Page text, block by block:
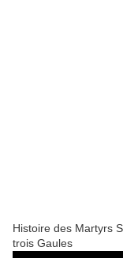
Histoire des Martyrs
trois Gaules